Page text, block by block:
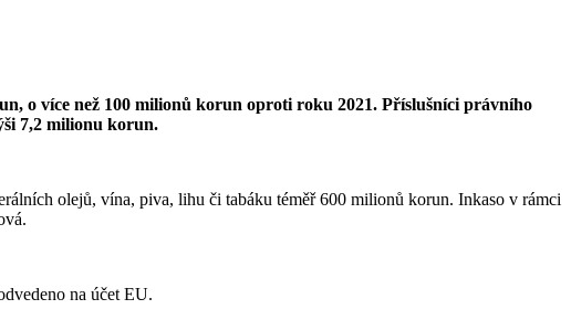
o více než 100 milionů korun oproti roku 2021. Příslušníci právního
7,2 milionu korun.
olejů, vína, piva, lihu či tabáku téměř 600 milionů korun. Inkaso v rámci
na účet EU.